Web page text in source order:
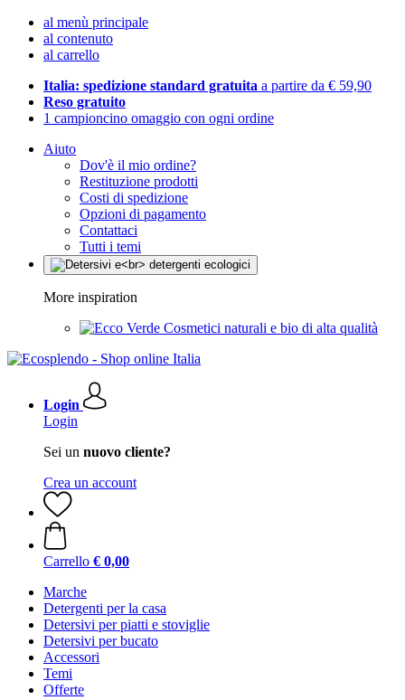
al menù principale
al contenuto
al carrello
Italia: spedizione standard gratuita a partire da € 59,90
Reso gratuito
1 campioncino omaggio con ogni ordine
Aiuto
Dov'è il mio ordine?
Restituzione prodotti
Costi di spedizione
Opzioni di pagamento
Contattaci
Tutti i temi
More inspiration
Cosmetici naturali e bio di alta qualità
Login
Login
Sei un nuovo cliente?
Crea un account
Carrello € 0,00
Marche
Detergenti per la casa
Detersivi per piatti e stoviglie
Detersivi per bucato
Accessori
Temi
Offerte